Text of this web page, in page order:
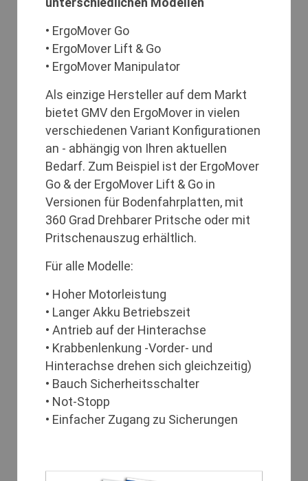
• ErgoMover Go
• ErgoMover Lift & Go
• ErgoMover Manipulator
Als einzige Hersteller auf dem Markt
bietet GMV den ErgoMover in vielen
verschiedenen Variant Konfigurationen
an - abhängig von Ihren aktuellen
Bedarf. Zum Beispiel ist der ErgoMover
Go & der ErgoMover Lift & Go in
Versionen für Bodenfahrplatten, mit
360 Grad Drehbarer Pritsche oder mit
Pritschenauszug erhältlich.
Für alle Modelle:
• Hoher Motorleistung
• Langer Akku Betriebszeit
• Antrieb auf der Hinterachse
• Krabbenlenkung -Vorder- und
Hinterachse drehen sich gleichzeitig)
• Bauch Sicherheitsschalter
• Not-Stopp
• Einfacher Zugang zu Sicherungen